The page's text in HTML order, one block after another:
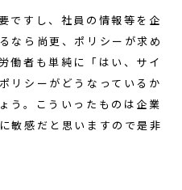
ですし、社員の情報等を企
なら尚更、ポリシーが求め
働者も単純に「はい、サイ
リシーがどうなっているか
う。こういったものは企業
敏感だと思いますので是非